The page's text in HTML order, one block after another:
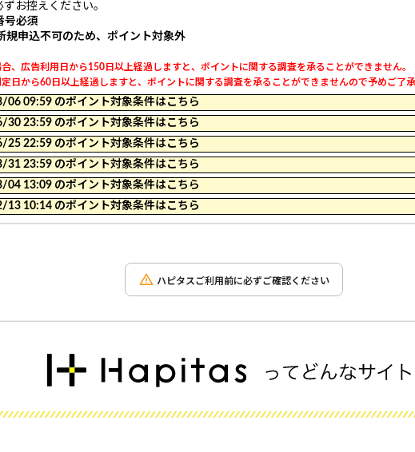
お控えください。
号必須
規申込不可のため、ポイント対象外
、広告利用日から150日以上経過しますと、ポイントに関する調査を承ることができません。
日から60日以上経過しますと、ポイントに関する調査を承ることができませんので予めご了
09:59 のポイント対象条件はこちら
23:59 のポイント対象条件はこちら
22:59 のポイント対象条件はこちら
23:59 のポイント対象条件はこちら
13:09 のポイント対象条件はこちら
10:14 のポイント対象条件はこちら
ハピタスご利用前に必ずご確認ください